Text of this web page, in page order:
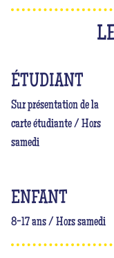
ÉTUDIANT
Sur présentation de la
carte étudiante / Hors
samedi
ENFANT
8-17 ans / Hors samedi